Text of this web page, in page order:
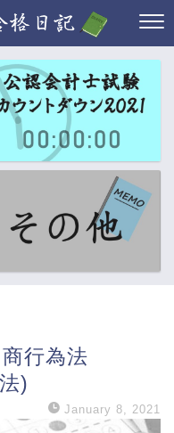
商行為法
)
January 8, 2021